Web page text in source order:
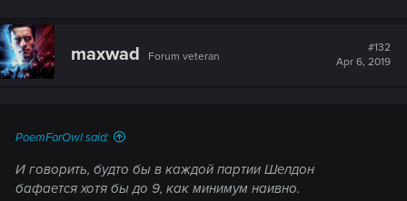
maxwad Forum veteran
#132
Apr 6, 2019
PoemForOwl said:
И говорить, будто бы в каждой партии Шелдон
бафается хотя бы до 9, как минимум наивно.